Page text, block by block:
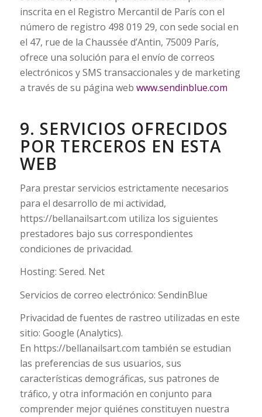
inscrita en el Registro Mercantil de París con el
número de registro 498 019 29, con sede social en
el 47, rue de la Chaussée d’Antin, 75009 París,
ofrece una solución para el envío de correos
electrónicos y SMS transaccionales y de marketing
a través de su página web www.sendinblue.com
9. SERVICIOS OFRECIDOS
POR TERCEROS EN ESTA
WEB
Para prestar servicios estrictamente necesarios
para el desarrollo de mi actividad,
https://bellanailsart.com utiliza los siguientes
prestadores bajo sus correspondientes
condiciones de privacidad.
Hosting: Sered. Net
Servicios de correo electrónico: SendinBlue
Privacidad de fuentes de rastreo utilizadas en este
sitio: Google (Analytics).
En https://bellanailsart.com también se estudian
las preferencias de sus usuarios, sus
características demográficas, sus patrones de
tráfico, y otra información en conjunto para
comprender mejor quiénes constituyen nuestra